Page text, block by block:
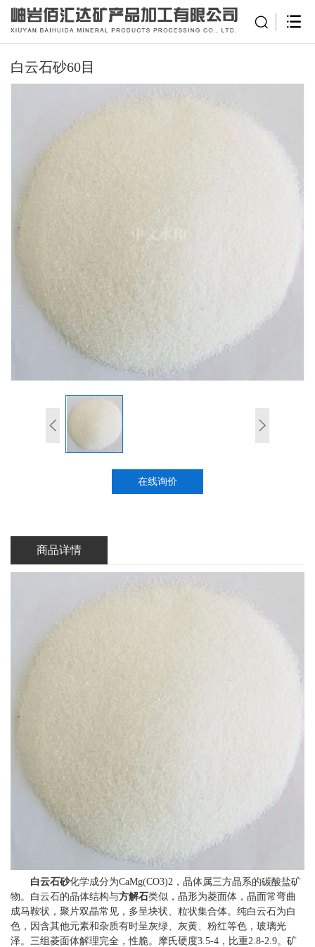
白云石砂60目
在线询价
商品详情
白云石砂化学成分为CaMg(CO3)2，晶体属三方晶系的碳酸盐矿
物。白云石的晶体结构与方解石类似，晶形为菱面体，晶面常弯曲
成马鞍状，聚片双晶常见，多呈块状、粒状集合体。纯白云石为白
色，因含其他元素和杂质有时呈灰绿、灰黄、粉红等色，玻璃光
泽。三组菱面体解理完全，性脆。摩氏硬度3.5-4，比重2.8-2.9。矿